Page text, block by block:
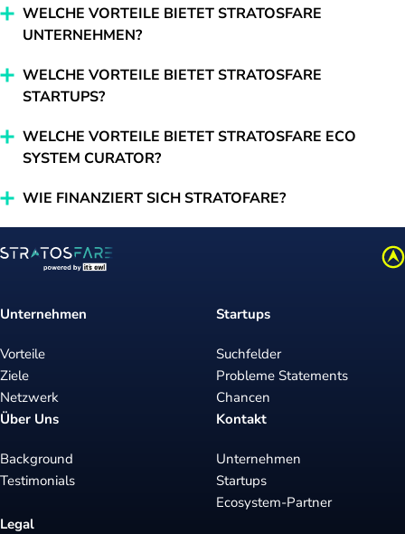
WELCHE VORTEILE BIETET STRATOSFARE
UNTERNEHMEN?
WELCHE VORTEILE BIETET STRATOSFARE
STARTUPS?
WELCHE VORTEILE BIETET STRATOSFARE ECO
SYSTEM CURATOR?
WIE FINANZIERT SICH STRATOFARE?
Unternehmen
Vorteile
Ziele
Netzwerk
Startups
Suchfelder
Probleme Statements
Chancen
Über Uns
Background
Testimonials
Kontakt
Unternehmen
Startups
Ecosystem-Partner
Legal